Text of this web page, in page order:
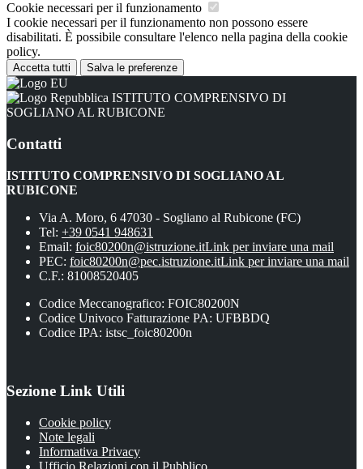
Cookie necessari per il funzionamento
I cookie necessari per il funzionamento non possono essere
disabilitati. È possibile consultare l'elenco nella pagina della cookie
policy.
Accetta tutti Salva le preferenze
ISTITUTO COMPRENSIVO DI
SOGLIANO AL RUBICONE
Contatti
ISTITUTO COMPRENSIVO DI SOGLIANO AL
RUBICONE
Via A. Moro, 6 47030 - Sogliano al Rubicone (FC)
Tel: +39 0541 948631
Email: foic80200n@istruzione.itLink per inviare una mail
PEC: foic80200n@pec.istruzione.itLink per inviare una mail
C.F.: 81008520405
Codice Meccanografico: FOIC80200N
Codice Univoco Fatturazione PA: UFBBDQ
Codice IPA: istsc_foic80200n
Sezione Link Utili
Cookie policy
Note legali
Informativa Privacy
Ufficio Relazioni con il Pubblico